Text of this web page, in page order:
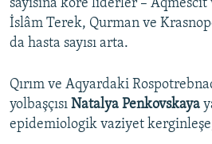
sayısına köre liderler – Aqmescit
İslâm Terek, Qurman ve
da hasta sayısı arta.
Qırım ve Aqyardaki
yolbaşçısı Natalya Penkovskaya
epidemiologik vaziyet